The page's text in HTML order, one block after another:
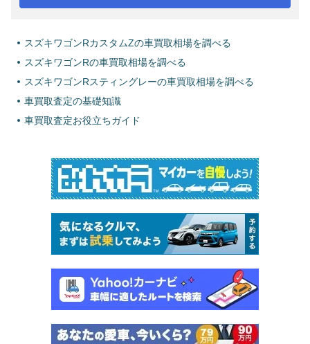
スズキワゴンRカスタムZの車買取相場を調べる
スズキワゴンRの車買取相場を調べる
スズキワゴンRスティングレーの車買取相場を調べる
車買取査定の基礎知識
車買取査定お役立ちガイド